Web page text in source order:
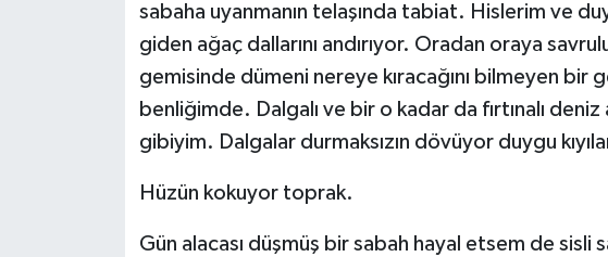
sabaha uyanmanın telaşında tabiat. Hislerim ve
giden ağaç dallarını andırıyor. Oradan oraya
gemisinde dümeni nereye kıracağını bilmeyen bir
benliğimde. Dalgalı ve bir o kadar da fırtınalı
gibiyim. Dalgalar durmaksızın dövüyor duygu
Hüzün kokuyor toprak.
Gün alacası düşmüş bir sabah hayal etsem de sisli